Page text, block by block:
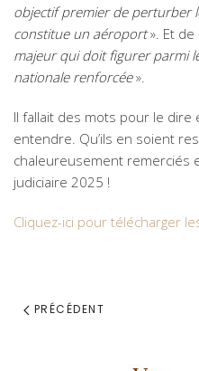
objectif premier de perturber
constitue un aéroport». Et
majeur qui doit figurer parmi
nationale renforcée».
Il fallait des mots pour le
entendre. Qu’ils en soient
chaleureusement remerciés
judiciaire 2025 !
Cliquez-ici pour télécharger
PRÉCÉDENT